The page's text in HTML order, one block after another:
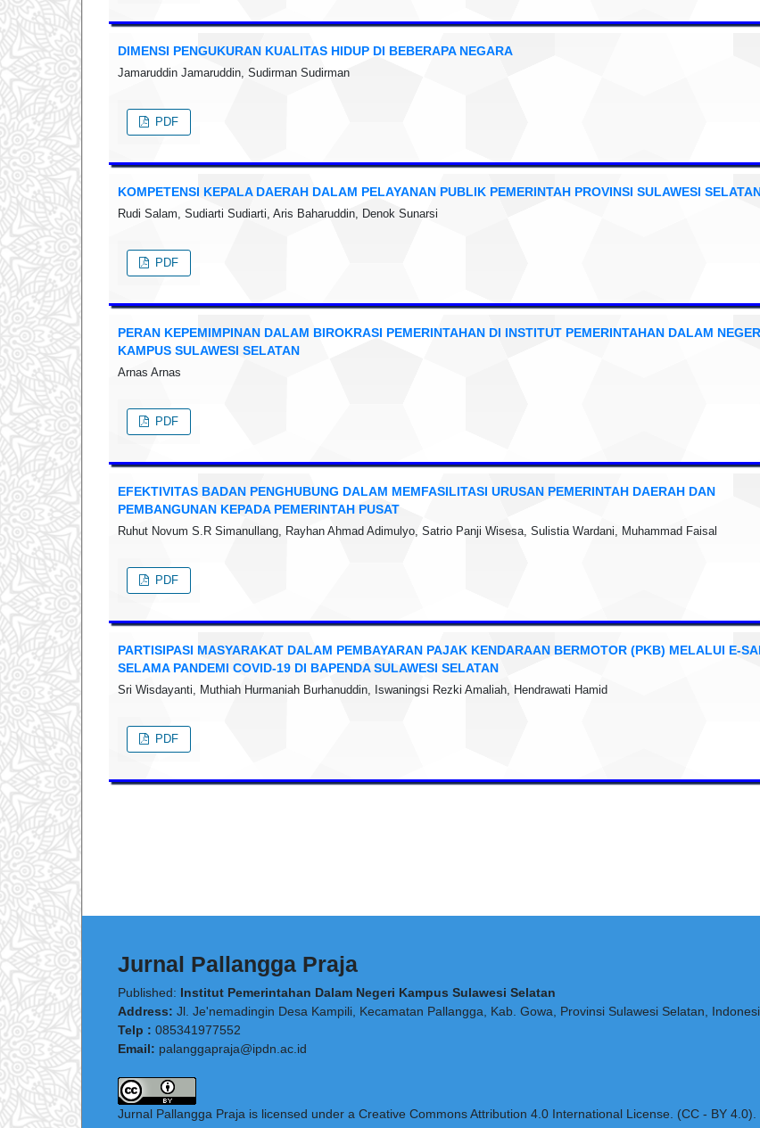
DIMENSI PENGUKURAN KUALITAS HIDUP DI BEBERAPA NEGARA
Jamaruddin Jamaruddin, Sudirman Sudirman
PDF
KOMPETENSI KEPALA DAERAH DALAM PELAYANAN PUBLIK PEMERINTAH PROVINSI SULAWESI
Rudi Salam, Sudiarti Sudiarti, Aris Baharuddin, Denok Sunarsi
PDF
PERAN KEPEMIMPINAN DALAM BIROKRASI PEMERINTAHAN DI INSTITUT PEMERINTAHAN DALAM
KAMPUS SULAWESI SELATAN
Arnas Arnas
PDF
EFEKTIVITAS BADAN PENGHUBUNG DALAM MEMFASILITASI URUSAN PEMERINTAH DAERAH DAN
PEMBANGUNAN KEPADA PEMERINTAH PUSAT
Ruhut Novum S.R Simanullang, Rayhan Ahmad Adimulyo, Satrio Panji Wisesa, Sulistia Wardani, Muhammad Faisal
PDF
PARTISIPASI MASYARAKAT DALAM PEMBAYARAN PAJAK KENDARAAN BERMOTOR (PKB) MELALUI E-
SELAMA PANDEMI COVID-19 DI BAPENDA SULAWESI SELATAN
Sri Wisdayanti, Muthiah Hurmaniah Burhanuddin, Iswaningsi Rezki Amaliah, Hendrawati Hamid
PDF
Jurnal Pallangga Praja
Published: Institut Pemerintahan Dalam Negeri Kampus Sulawesi Selatan
Address: Jl. Je'nemadingin Desa Kampili, Kecamatan Pallangga, Kab. Gowa, Provinsi Sulawesi Selatan,
Telp : 085341977552
Email: palanggapraja@ipdn.ac.id
Jurnal Pallangga Praja is licensed under a Creative Commons Attribution 4.0 International License. (CC - BY 4.0).